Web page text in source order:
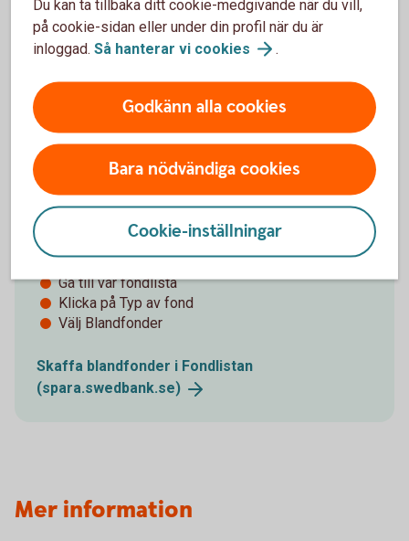
Våra blandfonder
För att hitta våra blandfonder - följ stegen:
Gå till vår fondlista
Klicka på Typ av fond
Välj Blandfonder
Skaffa blandfonder i Fondlistan
(spara.swedbank.se)
Tips!
Mer information
Du kan ta tillbaka ditt cookie-medgivande när du vill,
på cookie-sidan eller under din profil när du är
inloggad. Så hanterar vi cookies .
Godkänn alla cookies
Bara nödvändiga cookies
Cookie-inställningar